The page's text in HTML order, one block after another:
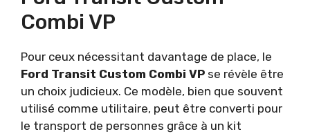
Combi VP
Pour ceux nécessitant davantage de place, le
Ford Transit Custom Combi VP se révèle être
un choix judicieux. Ce modèle, bien que souvent
utilisé comme utilitaire, peut être converti pour
le transport de personnes grâce à un kit